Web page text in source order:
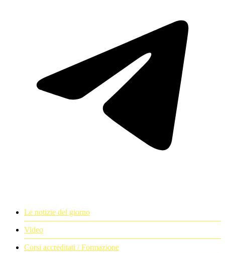
Le notizie del giorno
Video
Corsi accreditati / Formazione